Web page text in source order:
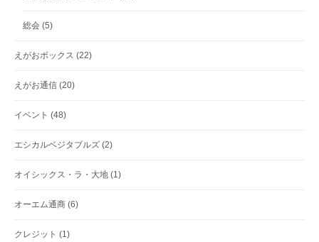
総会 (5)
えがおボックス (22)
えがお通信 (20)
イベント (48)
エシカルベジタブルズ (2)
オイシックス・ラ・大地 (1)
オーエム通商 (6)
クレジット (1)